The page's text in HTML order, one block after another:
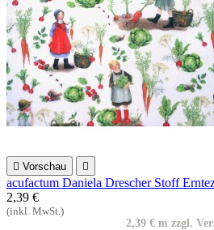
 Vorschau 
acufactum Daniela Drescher Stoff
2,39 €
(inkl. MwSt.)
2,39 € m zzgl.